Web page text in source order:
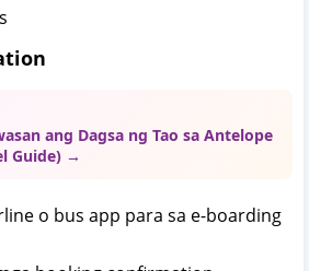
ang Dagsa ng Tao sa Antelope
Guide) →
o bus app para sa e-boarding